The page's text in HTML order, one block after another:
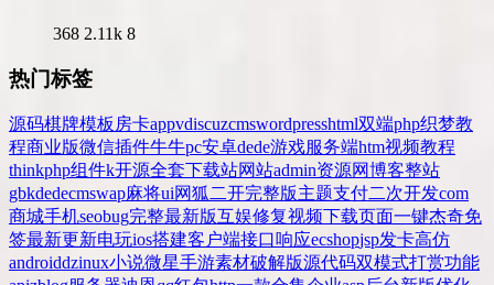
368 2.11k 8
热门标签
源码棋牌模板 房卡appvdiscuzcmswordpresshtml双端php织梦教
程商业版微信插件牛牛pc安卓dede游戏服务端htm视频教程
thinkphp组件k开源全套下载站网站admin资源网博客整站
gbkdedecmswap麻将ui网狐 二开完整版主题支付二次开发com
商城手机seobug完整最新版互娱修复视频下载页面一键杰奇免
签最新更新电玩ios搭建客户端接口响应ecshopjsp发卡高仿
androiddzinux小说微星手游素材破解版源代码双模式打赏功能